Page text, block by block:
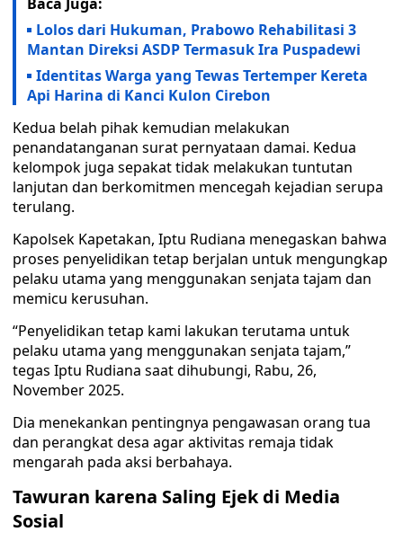
Lolos dari Hukuman, Prabowo Rehabilitasi 3
Mantan Direksi ASDP Termasuk Ira Puspadewi
Identitas Warga yang Tewas Tertemper Kereta
Api Harina di Kanci Kulon Cirebon
Kedua belah pihak kemudian melakukan
penandatanganan surat pernyataan damai. Kedua
kelompok juga sepakat tidak melakukan tuntutan
lanjutan dan berkomitmen mencegah kejadian serupa
terulang.
Kapolsek Kapetakan, Iptu Rudiana menegaskan bahwa
proses penyelidikan tetap berjalan untuk mengungkap
pelaku utama yang menggunakan senjata tajam dan
memicu kerusuhan.
“Penyelidikan tetap kami lakukan terutama untuk
pelaku utama yang menggunakan senjata tajam,”
tegas Iptu Rudiana saat dihubungi, Rabu, 26,
November 2025.
Dia menekankan pentingnya pengawasan orang tua
dan perangkat desa agar aktivitas remaja tidak
mengarah pada aksi berbahaya.
Tawuran karena Saling Ejek di Media
Sosial